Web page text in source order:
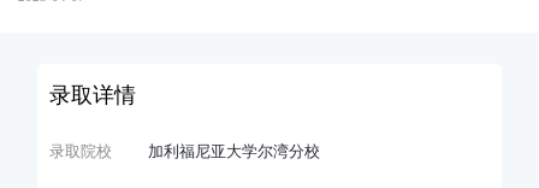
录取详情
录取院校 加利福尼亚大学尔湾分校